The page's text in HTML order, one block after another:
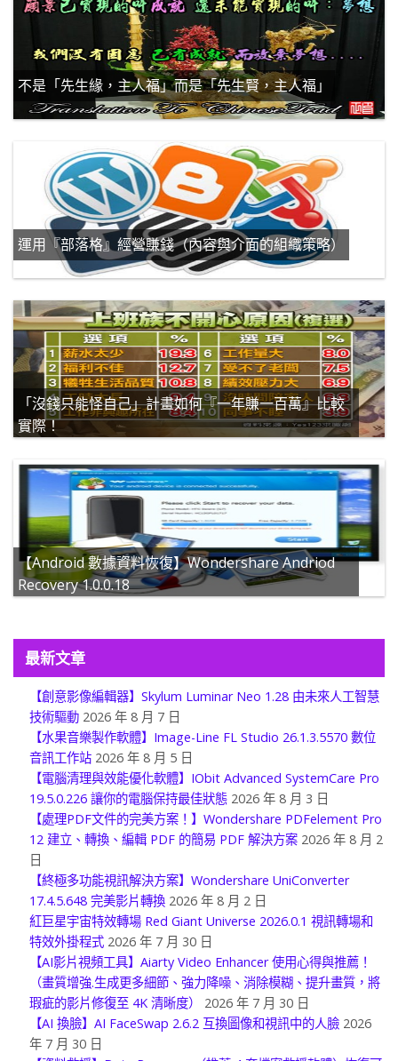
不是「先生緣，主人福」而是「先生賢，主人福」
運用『部落格』經營賺錢（內容與介面的組織策略）
「沒錢只能怪自己」計畫如何『一年賺一百萬』比較
實際！
【Android 數據資料恢復】Wondershare Andriod
Recovery 1.0.0.18
最新文章
【創意影像編輯器】Skylum Luminar Neo 1.28 由未來人工智慧
技術驅動 2026 年 8 月 7 日
【水果音樂製作軟體】Image-Line FL Studio 26.1.3.5570 數位
音訊工作站 2026 年 8 月 5 日
【電腦清理與效能優化軟體】IObit Advanced SystemCare Pro
19.5.0.226 讓你的電腦保持最佳狀態 2026 年 8 月 3 日
【處理PDF文件的完美方案！】Wondershare PDFelement Pro
12 建立、轉換、編輯 PDF 的簡易 PDF 解決方案 2026 年 8 月 2
日
【終極多功能視訊解決方案】Wondershare UniConverter
17.4.5.648 完美影片轉換 2026 年 8 月 2 日
紅巨星宇宙特效轉場 Red Giant Universe 2026.0.1 視訊轉場和
特效外掛程式 2026 年 7 月 30 日
【AI影片視頻工具】Aiarty Video Enhancer 使用心得與推薦！
（畫質增強.生成更多細節、強力降噪、消除模糊、提升畫質，將
瑕疵的影片修復至 4K 清晰度）
2026 年 7 月 30 日
【AI 換臉】AI FaceSwap 2.6.2 互換圖像和視訊中的人臉 2026
年 7 月 30 日